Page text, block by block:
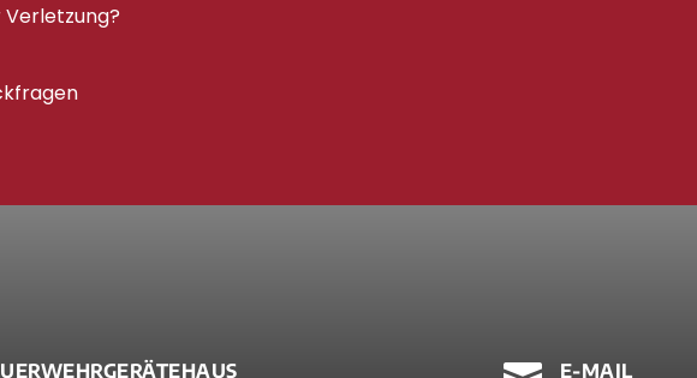
E-MAIL